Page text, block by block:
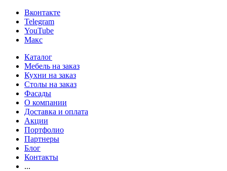
Вконтакте
Telegram
YouTube
Макс
Каталог
Мебель на заказ
Кухни на заказ
Столы на заказ
Фасады
О компании
Доставка и оплата
Акции
Портфолио
Партнеры
Блог
Контакты
...